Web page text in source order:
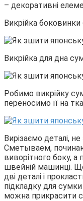
– декоративні
Викрійка боковинки
Викрійка для дна
Робимо викрійку
переносимо її на
Вирізаємо деталі,
Сметываем,
виворітного боку,
швейній машинці.
дві деталі і
підкладку для
можна прикрасити